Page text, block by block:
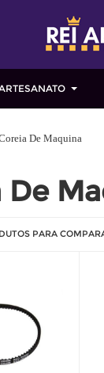
De Maquina
De
PARA